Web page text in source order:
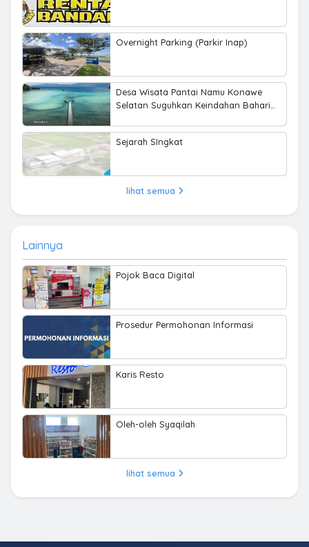
Overnight Parking (Parkir Inap)
Desa Wisata Pantai Namu Konawe
Selatan Suguhkan Keindahan Bahari
Sejarah SIngkat
lihat semua
Lainnya
Pojok Baca Digital
Prosedur Permohonan Informasi
Karis Resto
Oleh-oleh Syaqilah
lihat semua